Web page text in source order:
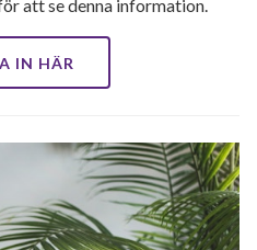
att se denna information.
IN HÄR